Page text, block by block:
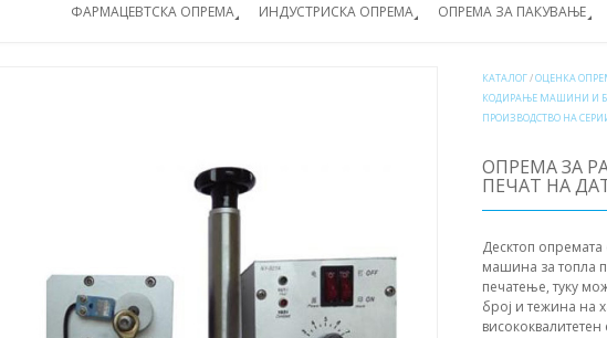
ФАРМАЦЕВТСКА ОПРЕМА ИНДУСТРИСКА ОПРЕМА ОПРЕМА ЗА ПАКУВАЊЕ
КАТАЛОГ/ОЦЕНКА
КОДИРАЊЕ МАШИНИ И
ПРОИЗВОДСТВО НА
ОПРЕМА ЗА
ПЕЧАТ НА
Десктоп опремата
машина за топла
печатење, туку
број и тежина на